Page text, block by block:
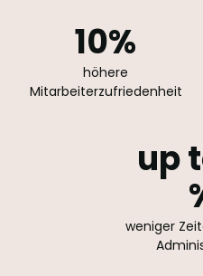
10%
höhere
Mitarbeiterzufriedenheit
up
weniger